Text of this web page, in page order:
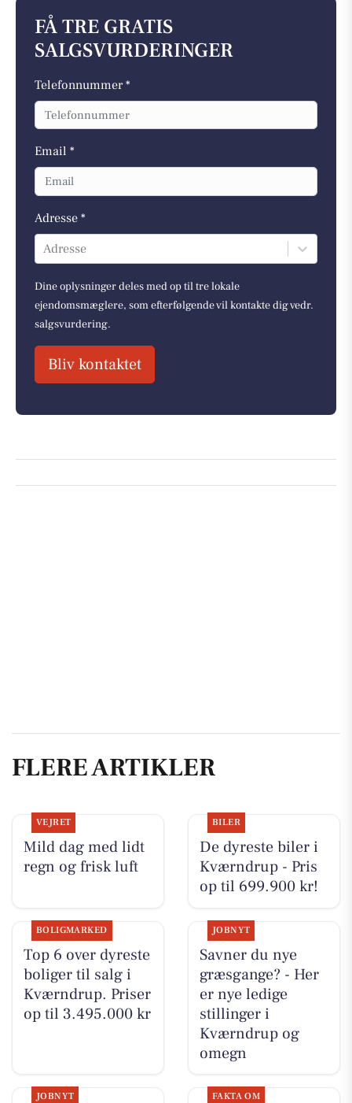
FÅ TRE GRATIS
SALGSVURDERINGER
Telefonnummer *
Email *
Adresse *
Adresse
Dine oplysninger deles med op til tre lokale
ejendomsmæglere, som efterfølgende vil kontakte dig vedr.
salgsvurdering.
Bliv kontaktet
FLERE ARTIKLER
VEJRET
Mild dag med lidt
regn og frisk luft
BILER
De dyreste biler i
Kværndrup - Pris
op til 699.900 kr!
BOLIGMARKED
Top 6 over dyreste
boliger til salg i
Kværndrup. Priser
op til 3.495.000 kr
JOBNYT
Savner du nye
græsgange? - Her
er nye ledige
stillinger i
Kværndrup og
omegn
JOBNYT FAKTA OM